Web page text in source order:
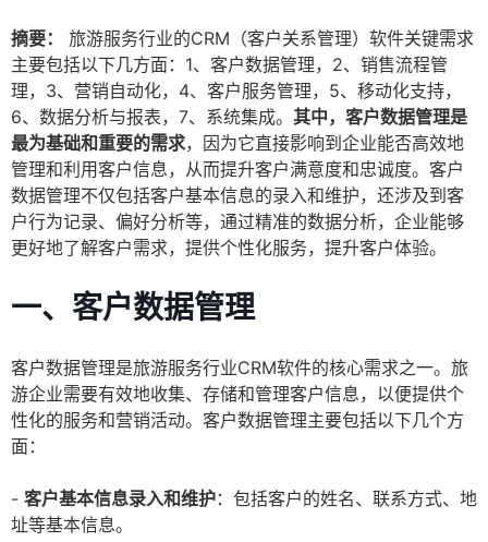
摘要：
旅游服务行业的CRM（客户关系管理）软件关键需求
主要包括以下几方面：1、客户数据管理，2、销售流程管
理，3、营销自动化，4、客户服务管理，5、移动化支持，
6、数据分析与报表，7、系统集成。 其中，客户数据管理是
最为基础和重要的需求，因为它直接影响到企业能否高效地
管理和利用客户信息，从而提升客户满意度和忠诚度。客户
数据管理不仅包括客户基本信息的录入和维护，还涉及到客
户行为记录、偏好分析等，通过精准的数据分析，企业能够
更好地了解客户需求，提供个性化服务，提升客户体验。
一、客户数据管理
客户数据管理是旅游服务行业CRM软件的核心需求之一。旅
游企业需要有效地收集、存储和管理客户信息，以便提供个
性化的服务和营销活动。客户数据管理主要包括以下几个方
面：
- 客户基本信息录入和维护：包括客户的姓名、联系方式、地
址等基本信息。